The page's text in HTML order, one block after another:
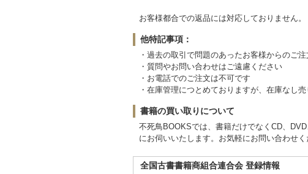
お客様都合での返品には対応しておりません。
他特記事項：
・過去の取引で問題のあったお客様からのご
・質問やお問い合わせはご遠慮ください
・お電話でのご注文は不可です
・在庫管理につとめておりますが、在庫なし
書籍の買い取りについて
不死鳥BOOKSでは、書籍だけでなくCD、
にお伺いいたします。お気軽にお問い合わせく
全国古書書籍商組合連合会 登録情報